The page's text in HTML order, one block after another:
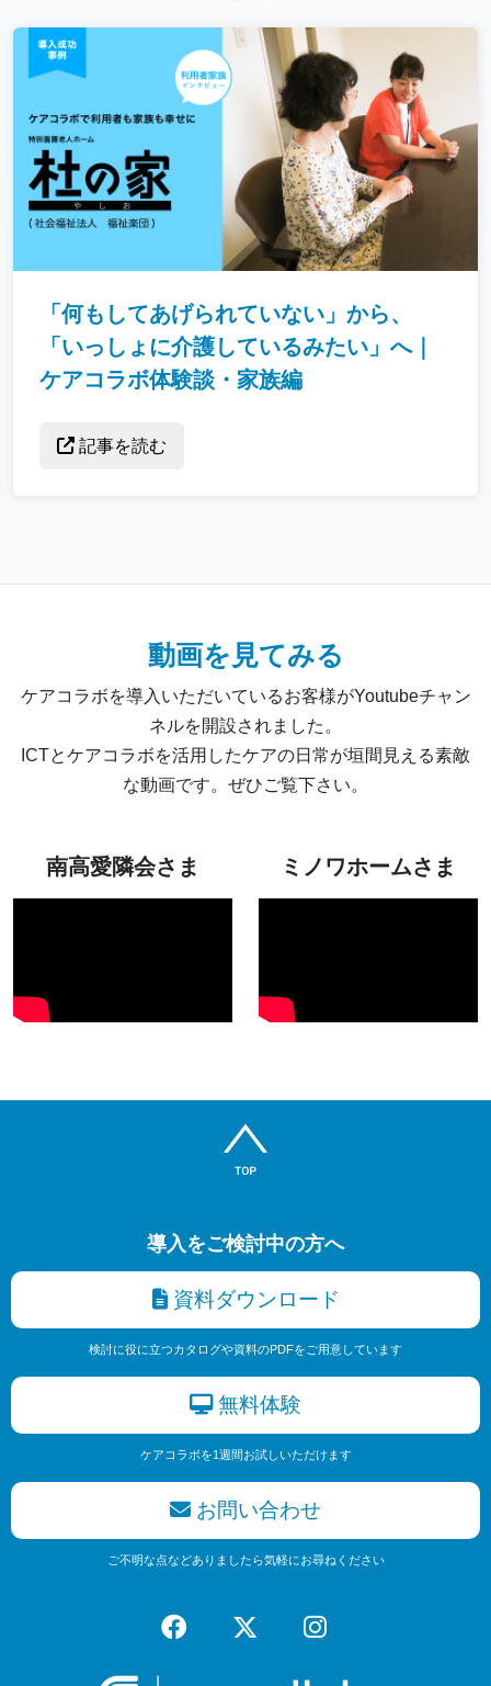
「何もしてあげられていない」から、
「いっしょに介護しているみたい」へ｜
ケアコラボ体験談・家族編
記事を読む
動画を見てみる
ケアコラボを導入いただいているお客様がYoutubeチャン
ネルを開設されました。
ICTとケアコラボを活用したケアの日常が垣間見える素敵
な動画です。ぜひご覧下さい。
南高愛隣会さま ミノワホームさま
導入をご検討中の方へ
資料ダウンロード
検討に役に立つカタログや資料のPDFをご用意しています
無料体験
ケアコラボを1週間お試しいただけます
お問い合わせ
ご不明な点などありましたら気軽にお尋ねください